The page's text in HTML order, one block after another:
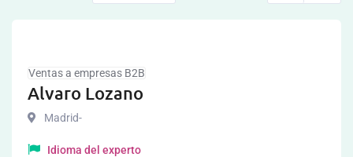
Ventas a empresas B2B
Alvaro Lozano
Madrid-
Idioma del experto